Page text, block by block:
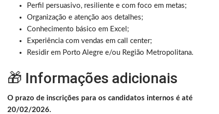
Perfil persuasivo, resiliente e com foco em metas;
Organização e atenção aos detalhes;
Conhecimento básico em Excel;
Experiência com vendas em call center;
Residir em Porto Alegre e/ou Região Metropolitana.
🎁 Informações adicionais
O prazo de inscrições para os candidatos internos é até
20/02/2026.